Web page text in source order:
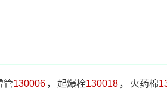
管130006 ， 起爆栓130018 ， 火药棉